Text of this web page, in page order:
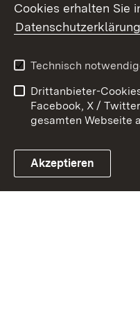
Link zum Landesportal
Kontakt
Impressum
Cookies erhalten Sie
Datenschutzerklärung
Technisch
Drittanbieter-
Facebook, X /
gesamten Webseite
Akzeptieren